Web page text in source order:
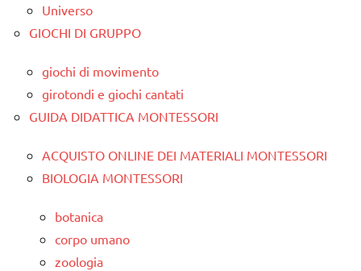
Universo
GIOCHI DI GRUPPO
giochi di movimento
girotondi e giochi cantati
GUIDA DIDATTICA MONTESSORI
ACQUISTO ONLINE DEI MATERIALI MONTESSORI
BIOLOGIA MONTESSORI
botanica
corpo umano
zoologia